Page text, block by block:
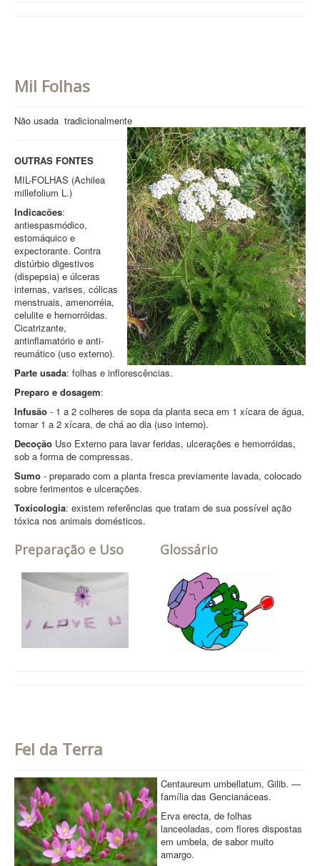
Mil Folhas
Não usada tradicionalmente
OUTRAS FONTES
MIL-FOLHAS (Achilea
millefolium L.)
Indicacões:
antiespasmódico,
estomáquico e
expectorante. Contra
distúrbio digestivos
(dispepsia) e úlceras
internas, varises, cólicas
menstruais, amenorréia,
celulite e hemorróidas.
Cicatrizante,
antinflamatório e anti-
reumático (uso externo).
Parte usada: folhas e inflorescências.
Preparo e dosagem:
Infusão - 1 a 2 colheres de sopa da planta seca em 1 xícara de água,
tomar 1 a 2 xícara, de chá ao dia (uso interno).
Decoção Uso Externo para lavar feridas, ulcerações e hemorróidas,
sob a forma de compressas.
Sumo - preparado com a planta fresca previamente lavada, colocado
sobre ferimentos e ulcerações.
Toxicologia: existem referências que tratam de sua possível ação
tóxica nos animais domésticos.
Preparação e Uso Glossário
Fel da Terra
Centaureum umbellatum, Gilib. —
família das Gencianáceas.
Erva erecta, de folhas
lanceoladas, com flores dispostas
em umbela, de sabor muito
amargo.